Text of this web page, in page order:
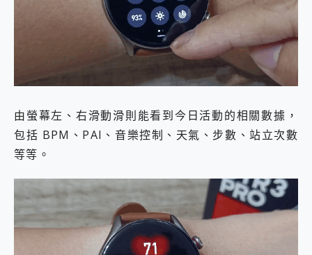
由螢幕左、右滑動滑則能看到今日活動的相關數據，
包括 BPM、PAI、音樂控制、天氣、步數、站立次數
等等。